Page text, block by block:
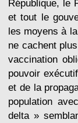
République, le
et tout le
les moyens à
ne cachent
vaccination
pouvoir
et de la
population
delta »